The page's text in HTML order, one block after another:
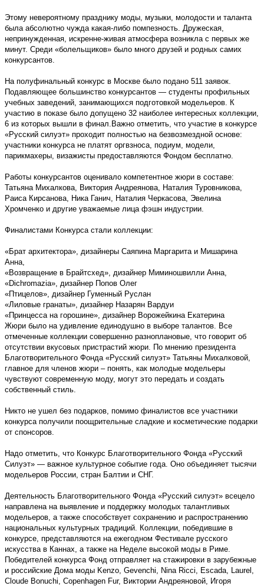
Этому невероятному празднику моды, музыки, молодости и таланта
была абсолютно чужда какая-либо помпезность. Дружеская,
непринужденная, искренне-живая атмосфера возникла с первых же
минут. Среди «болельщиков» было много друзей и родных самих
конкурсантов.
На полуфинальный конкурс в Москве было подано 511 заявок.
Подавляющее большинство конкурсантов — студенты профильных
учебных заведений, занимающихся подготовкой модельеров. К
участию в показе было допущено 32 наиболее интересных коллекции,
6 из которых вышли в финал.Важно отметить, что участие в конкурсе
«Русский силуэт» проходит полностью на безвозмездной основе:
участники конкурса не платят оргвзноса, подиум, модели,
парикмахеры, визажисты предоставляются Фондом бесплатно.
Работы конкурсантов оценивало компетентное жюри в составе:
Татьяна Михалкова, Виктория Андреянова, Наталия Туровникова,
Раиса Кирсанова, Ника Ганич, Наталия Черкасова, Эвелина
Хромченко и другие уважаемые лица фэшн индустрии.
Финалистами Конкурса стали коллекции:
«Брат архитектора», дизайнеры Саяпина Маргарита и Мишарина
Анна,
«Возвращение в Брайтсхед», дизайнер Миминошвилли Анна,
«Dichromazia», дизайнер Попов Олег
«Птицелов», дизайнер Гуменный Руслан
«Лиловые гранаты», дизайнер Назарян Вардуи
«Принцесса на горошине», дизайнер Ворожейкина Екатерина
Жюри было на удивление единодушно в выборе талантов. Все
отмеченные коллекции совершенно разноплановые, что говорит об
отсутствии вкусовых пристрастий жюри. По мнению президента
Благотворительного Фонда «Русский силуэт» Татьяны Михалковой,
главное для членов жюри – понять, как молодые модельеры
чувствуют современную моду, могут это передать и создать
собственный стиль.
Никто не ушел без подарков, помимо финалистов все участники
конкурса получили поощрительные сладкие и косметические подарки
от спонсоров.
Надо отметить, что Конкурс Благотворительного Фонда «Русский
Силуэт» — важное культурное событие года. Оно объединяет тысячи
модельеров России, стран Балтии и СНГ.
Деятельность Благотворительного Фонда «Русский силуэт» всецело
направлена на выявление и поддержку молодых талантливых
модельеров, а также способствует сохранению и распространению
национальных культурных традиций. Коллекции, победившие в
конкурсе, представляются на ежегодном Фестивале русского
искусства в Каннах, а также на Неделе высокой моды в Риме.
Победителей конкурса Фонд отправляет на стажировки в зарубежные
и российские Дома моды Kenzo, Gevenchi, Nina Ricci, Escada, Laurel,
Cloude Bonuchi, Copenhagen Fur, Виктории Андреяновой, Игоря